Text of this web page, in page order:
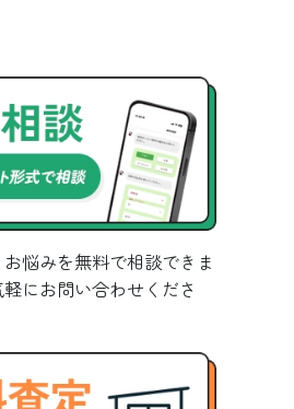
悩みを無料で相談できま
にお問い合わせくださ